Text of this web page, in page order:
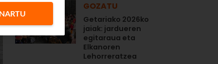
GOZATU
Getariako 2026ko
jaiak: jardueren
egitaraua eta
Elkanoren
Lehorreratzea